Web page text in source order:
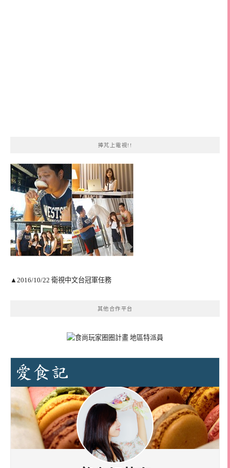
捧芃上電視!!
▲2016/10/22 衛視中文台冠軍任務
其他合作平台